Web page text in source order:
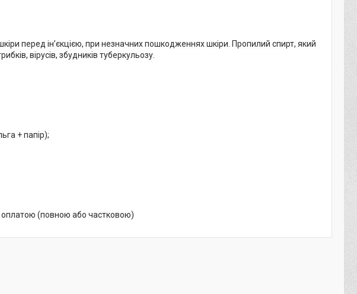
перед ін’єкцією, при незначних пошкодженнях шкіри. Пропилий спирт, який
вірусів, збудників туберкульозу.
+ папір);
оплатою (повною або частковою)